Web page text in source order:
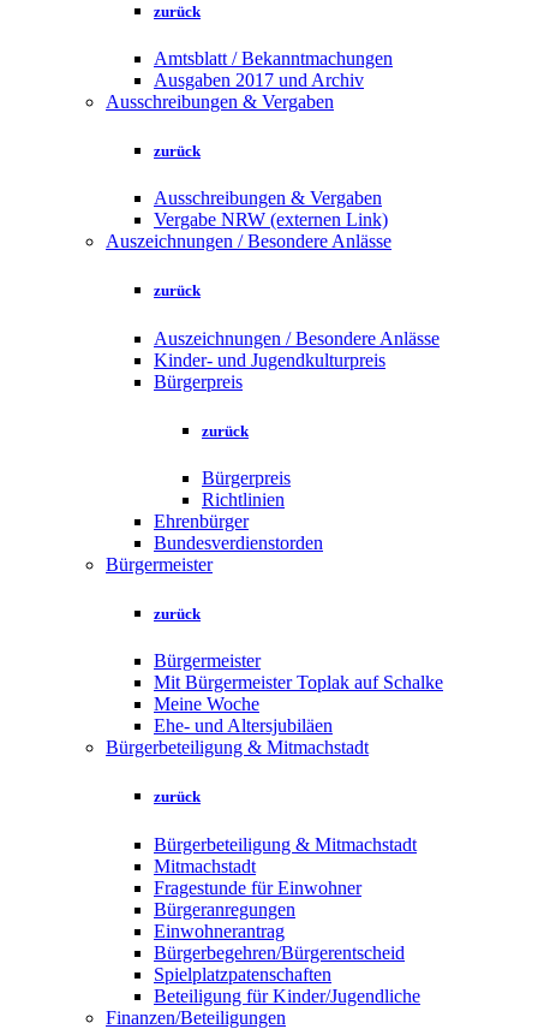
zurück
Amtsblatt / Bekanntmachungen
Ausgaben 2017 und Archiv
Ausschreibungen & Vergaben
zurück
Ausschreibungen & Vergaben
Vergabe NRW (externen Link)
Auszeichnungen / Besondere Anlässe
zurück
Auszeichnungen / Besondere Anlässe
Kinder- und Jugendkulturpreis
Bürgerpreis
zurück
Bürgerpreis
Richtlinien
Ehrenbürger
Bundesverdienstorden
Bürgermeister
zurück
Bürgermeister
Mit Bürgermeister Toplak auf Schalke
Meine Woche
Ehe- und Altersjubiläen
Bürgerbeteiligung & Mitmachstadt
zurück
Bürgerbeteiligung & Mitmachstadt
Mitmachstadt
Fragestunde für Einwohner
Bürgeranregungen
Einwohnerantrag
Bürgerbegehren/Bürgerentscheid
Spielplatzpatenschaften
Beteiligung für Kinder/Jugendliche
Finanzen/Beteiligungen